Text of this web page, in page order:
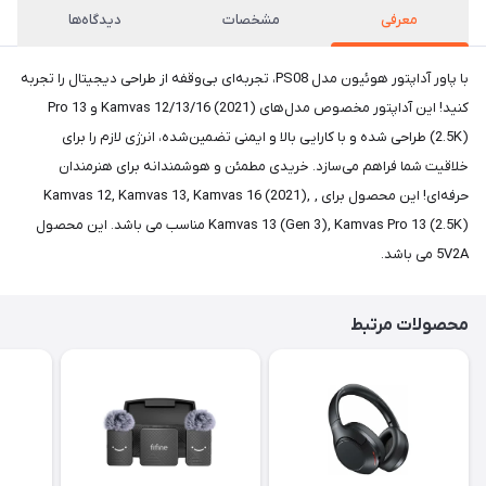
معرفی مشخصات دیدگاه‌ها
با پاور آداپتور هوئیون مدل PS08، تجربه‌ای بی‌وقفه از طراحی دیجیتال را تجربه
کنید! این آداپتور مخصوص مدل‌های Kamvas 12/13/16 (2021) و Pro 13
(2.5K) طراحی شده و با کارایی بالا و ایمنی تضمین‌شده، انرژی لازم را برای
خلاقیت شما فراهم می‌سازد. خریدی مطمئن و هوشمندانه برای هنرمندان
حرفه‌ای! این محصول برای , Kamvas 12, Kamvas 13, Kamvas 16 (2021),
Kamvas 13 (Gen 3), Kamvas Pro 13 (2.5K) مناسب می باشد. این محصول
5V2A می باشد.
محصولات مرتبط